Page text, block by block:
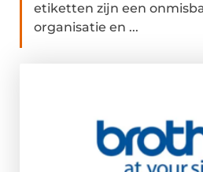
etiketten zijn een
organisatie en ...